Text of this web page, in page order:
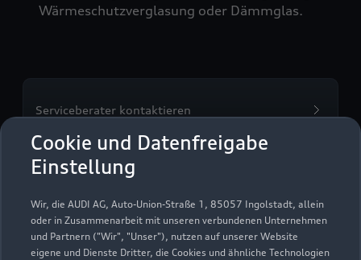
Cookie und Datenfreigabe
Einstellung
Wir, die AUDI AG, Auto-Union-Straße 1, 85057 Ingolstadt, allein
oder in Zusammenarbeit mit unseren verbundenen Unternehmen
und Partnern ("Wir", "Unser"), nutzen auf unserer Website
eigene und Dienste Dritter, die Cookies und ähnliche Technologien
Wärmeschutzverglasung oder Dämmglas.
Serviceberater kontaktieren